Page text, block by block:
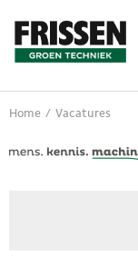
Home / Vacatures